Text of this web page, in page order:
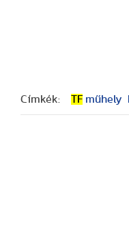
Címkék: TF műhely